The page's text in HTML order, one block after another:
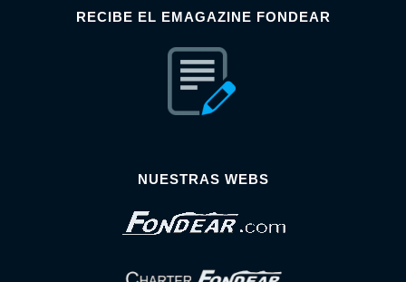
RECIBE EL EMAGAZINE FONDEAR
NUESTRAS WEBS